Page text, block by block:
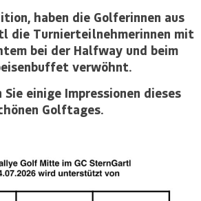
haben die Golferinnen aus
die Turnierteilnehmerinnen mit
bei der Halfway und beim
verwöhnt.
einige Impressionen dieses
Golftages.